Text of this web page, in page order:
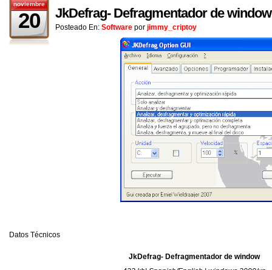
noviembre
20 JkDefrag- Defragmentador de window
Posteado En: Software por jimmy_criptoy
Datos Técnicos
JkDefrag- Defragmentador de window